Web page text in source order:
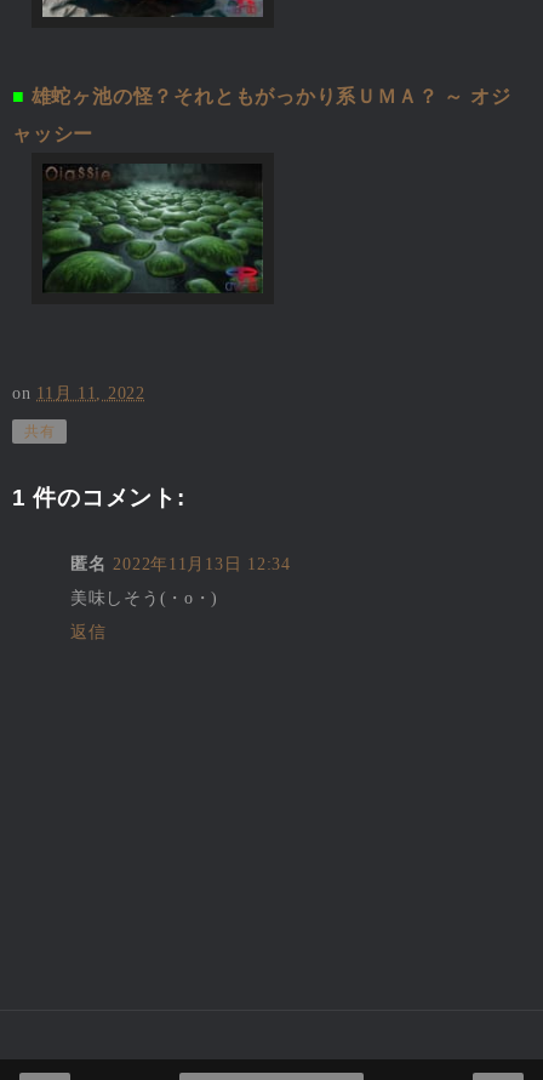
■ 雄蛇ヶ池の怪？それともがっかり系ＵＭＡ？ ～ オジ
ャッシー
on 11月 11, 2022
共有
1 件のコメント:
匿名 2022年11月13日 12:34
美味しそう(・o・)
返信